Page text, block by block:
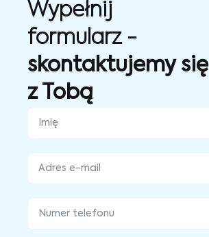
Wypełnij
formularz -
skontaktujemy się
z Tobą